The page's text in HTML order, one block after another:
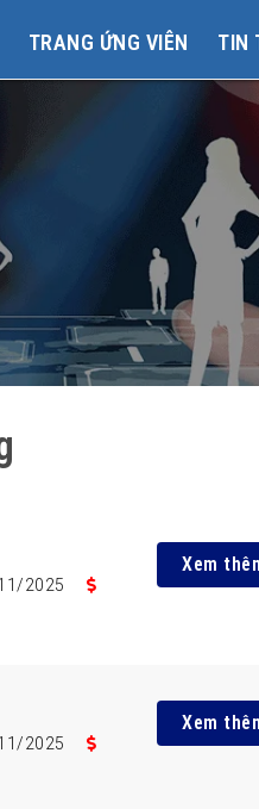
TRANG ỨNG VIÊN TIN
2025
Xem
2025
Xem